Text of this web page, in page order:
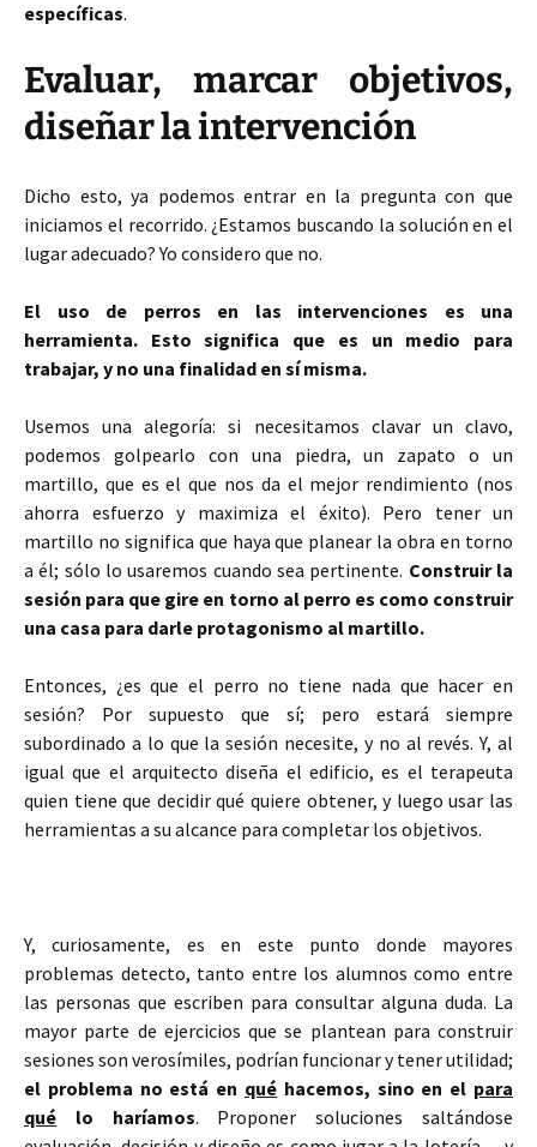
específicas.
Evaluar, marcar objetivos,
diseñar la intervención
Dicho esto, ya podemos entrar en la pregunta con que
iniciamos el recorrido. ¿Estamos buscando la solución en el
lugar adecuado? Yo considero que no.
El uso de perros en las intervenciones es una
herramienta. Esto significa que es un medio para
trabajar, y no una finalidad en sí misma.
Usemos una alegoría: si necesitamos clavar un clavo,
podemos golpearlo con una piedra, un zapato o un
martillo, que es el que nos da el mejor rendimiento (nos
ahorra esfuerzo y maximiza el éxito). Pero tener un
martillo no significa que haya que planear la obra en torno
a él; sólo lo usaremos cuando sea pertinente. Construir la
sesión para que gire en torno al perro es como construir
una casa para darle protagonismo al martillo.
Entonces, ¿es que el perro no tiene nada que hacer en
sesión? Por supuesto que sí; pero estará siempre
subordinado a lo que la sesión necesite, y no al revés. Y, al
igual que el arquitecto diseña el edificio, es el terapeuta
quien tiene que decidir qué quiere obtener, y luego usar las
herramientas a su alcance para completar los objetivos.
Y, curiosamente, es en este punto donde mayores
problemas detecto, tanto entre los alumnos como entre
las personas que escriben para consultar alguna duda. La
mayor parte de ejercicios que se plantean para construir
sesiones son verosímiles, podrían funcionar y tener utilidad;
el problema no está en qué hacemos, sino en el para
qué lo haríamos. Proponer soluciones saltándose